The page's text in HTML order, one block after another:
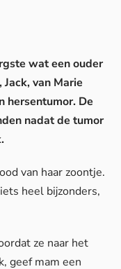
wat een ouder
van Marie
hersentumor. De
nadat de tumor
van haar zoontje.
heel bijzonders,
ze naar het
geef mam een